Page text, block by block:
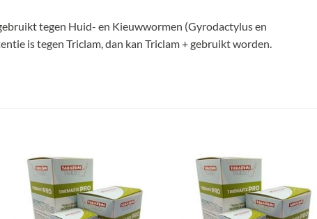
tegen Huid- en Kieuwwormen (Gyrodactylus en
is tegen Triclam, dan kan Triclam + gebruikt worden.
Toevoegen
aan
verlanglijst
Toevoegen
aan
verlanglijst